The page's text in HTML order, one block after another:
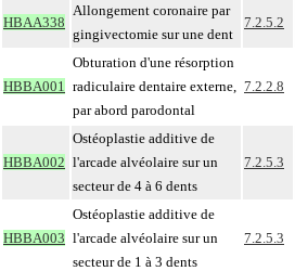
HBAA338
Allongement coronaire par
gingivectomie sur une dent
7.2.5.2
HBBA001
Obturation d'une résorption
radiculaire dentaire externe,
par abord parodontal
7.2.2.8
HBBA002
Ostéoplastie additive de
l'arcade alvéolaire sur un
secteur de 4 à 6 dents
7.2.5.3
HBBA003
Ostéoplastie additive de
l'arcade alvéolaire sur un
secteur de 1 à 3 dents
7.2.5.3